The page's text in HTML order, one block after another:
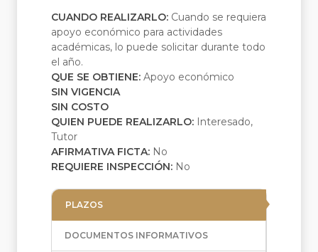
CUANDO REALIZARLO: Cuando se requiera
apoyo económico para actividades
académicas, lo puede solicitar durante todo
el año.
QUE SE OBTIENE: Apoyo económico
SIN VIGENCIA
SIN COSTO
QUIEN PUEDE REALIZARLO: Interesado,
Tutor
AFIRMATIVA FICTA: No
REQUIERE INSPECCIÓN: No
PLAZOS
DOCUMENTOS INFORMATIVOS